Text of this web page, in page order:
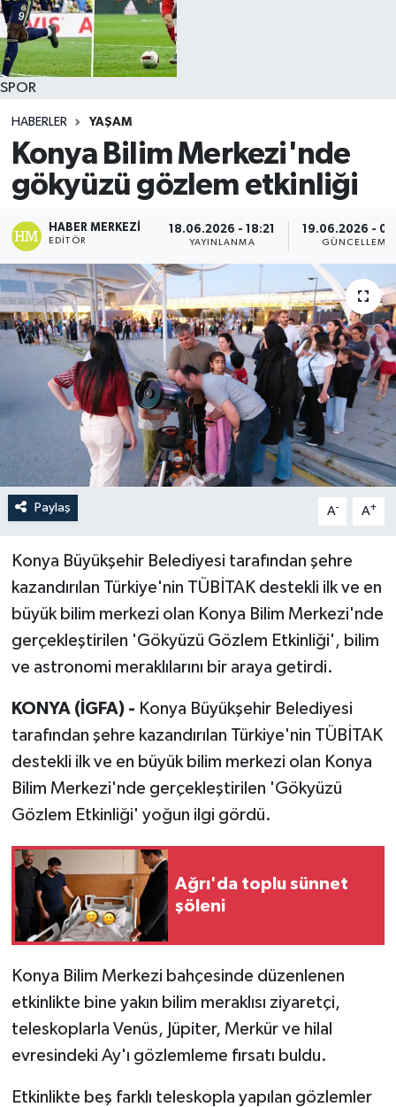
SPOR
HABERLER YAŞAM
Konya Bilim Merkezi'nde
gökyüzü gözlem etkinliği
HABER MERKEZI
EDITÖR
18.06.2026 - 18:21
YAYINLANMA
19.06.2026 -
GÜNCELLEME
Paylaş A- A+
Konya Büyükşehir Belediyesi tarafından şehre
kazandırılan Türkiye'nin TÜBİTAK destekli ilk ve en
büyük bilim merkezi olan Konya Bilim Merkezi'nde
gerçekleştirilen 'Gökyüzü Gözlem Etkinliği', bilim
ve astronomi meraklılarını bir araya getirdi.
KONYA (İGFA) - Konya Büyükşehir Belediyesi
tarafından şehre kazandırılan Türkiye'nin TÜBİTAK
destekli ilk ve en büyük bilim merkezi olan Konya
Bilim Merkezi'nde gerçekleştirilen 'Gökyüzü
Gözlem Etkinliği' yoğun ilgi gördü.
Ağrı'da toplu sünnet
şöleni
Konya Bilim Merkezi bahçesinde düzenlenen
etkinlikte bine yakın bilim meraklısı ziyaretçi,
teleskoplarla Venüs, Jüpiter, Merkür ve hilal
evresindeki Ay'ı gözlemleme fırsatı buldu.
Etkinlikte beş farklı teleskopla yapılan gözlemler